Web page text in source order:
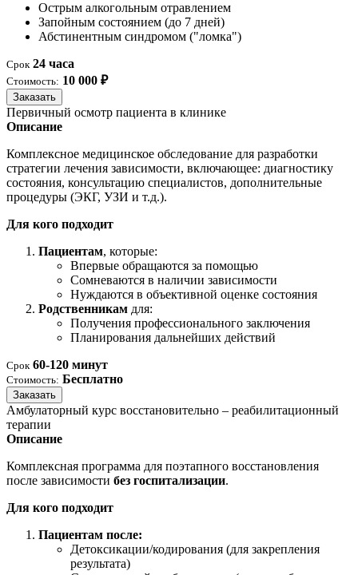
Острым алкогольным отравлением
Запойным состоянием (до 7 дней)
Абстинентным синдромом ("ломка")
Срок 24 часа
Стоимость: 10 000 ₽
Заказать
Первичный осмотр пациента в клинике
Описание
Комплексное медицинское обследование для разработки
стратегии лечения зависимости, включающее: диагностику
состояния, консультацию специалистов, дополнительные
процедуры (ЭКГ, УЗИ и т.д.).
Для кого подходит
Пациентам, которые:
Впервые обращаются за помощью
Сомневаются в наличии зависимости
Нуждаются в объективной оценке состояния
Родственникам для:
Получения профессионального заключения
Планирования дальнейших действий
Срок 60-120 минут
Стоимость: Бесплатно
Заказать
Амбулаторный курс восстановительно – реабилитационный
терапии
Описание
Комплексная программа для поэтапного восстановления
после зависимости без госпитализации.
Для кого подходит
Пациентам после:
Детоксикации/кодирования (для закрепления
результата)